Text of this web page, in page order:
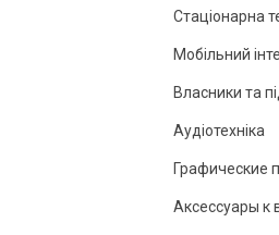
Стаціонарна
Мобільний
Власники та
Аудіотехніка
Графические
Аксессуары к